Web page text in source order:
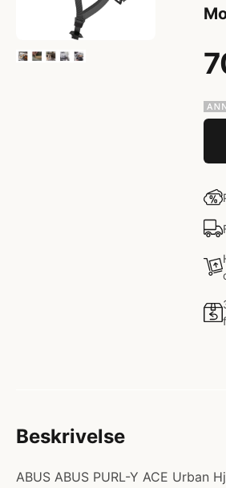
Beskrivelse
ABUS ABUS PURL-Y ACE Urban